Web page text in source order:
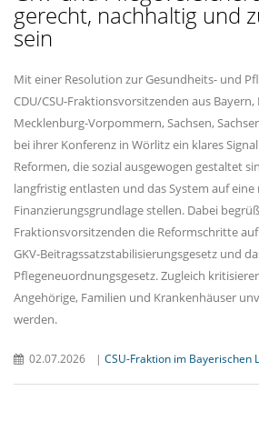
gerecht, nachhaltig und
sein
Mit einer Resolution zur Gesundheits- und
CDU/CSU-Fraktionsvorsitzenden aus
Mecklenburg-Vorpommern, Sachsen,
bei ihrer Konferenz in Wörlitz ein klares
Reformen, die sozial ausgewogen gestaltet
langfristig entlasten und das System auf eine
Finanzierungsgrundlage stellen. Dabei
Fraktionsvorsitzenden die Reformschritte
GKV-Beitragssatzstabilisierungsgesetz und
Pflegeneuordnungsgesetz. Zugleich
Angehörige, Familien und Krankenhäuser
werden.
02.07.2026 | CSU-Fraktion im Bayerischen